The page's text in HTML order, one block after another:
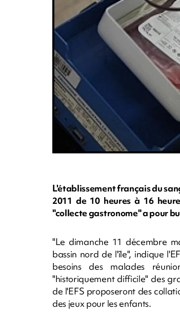
L'établissement français du
2011 de 10 heures à 16
"collecte gastronome" a pour
"Le dimanche 11 décembre
bassin nord de l'île", indique
besoins des malades
"historiquement difficile" des
de l'EFS proposeront des
des jeux pour les enfants.